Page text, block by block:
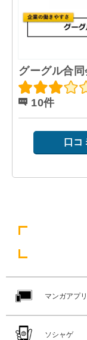
グーグル合
10件
口コ
マンガアプリ
ソシャゲ